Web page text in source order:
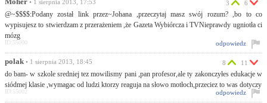
Moher • 1 sierpnia 2013, 17:53
@~$$$$:Podany został link przez~Johana ,przeczytaj masz swój rozum? ,bo to co
wypisujesz to stwierdzam z przerażeniem ,że Gazeta Wybiórcza i TVNieprawdy ugniotła ci
mózg
3 6
odpowiedz
ID:55000
polak • 1 sierpnia 2013, 18:45
do bam- w szkole sredniej tez mowilismy pani ,pan profesor,ale ty zakonczyłes edukacje w
siódmej klasie ,wymagac od ludzi ktorzy reaguja na słowo motłoch,przeciez to was dotyczy
8 11
odpowiedz
ID:55002